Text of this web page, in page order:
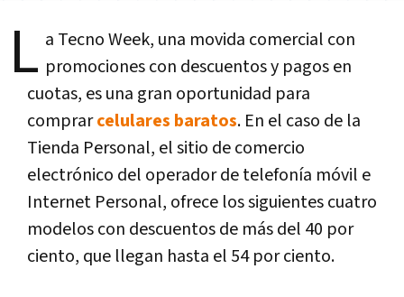
L a Tecno Week, una movida comercial con
promociones con descuentos y pagos en
cuotas, es una gran oportunidad para
comprarcelulares baratos. En el caso de la
Tienda Personal, el sitio de comercio
electrónico del operador de telefonía móvil e
Internet Personal, ofrece los siguientes cuatro
modelos con descuentos de más del 40 por
ciento, que llegan hasta el 54 por ciento.